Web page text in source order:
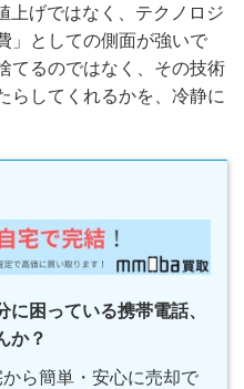
上げではなく、テクノロジ
」としての側面が強いで
てるのではなく、その技術
らしてくれるかを、冷静に
困っている携帯電話、
か？
ら簡単・安心に売却で